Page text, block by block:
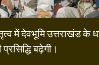
में देवभूमि उत्तराखंड के
बढ़ेगी।